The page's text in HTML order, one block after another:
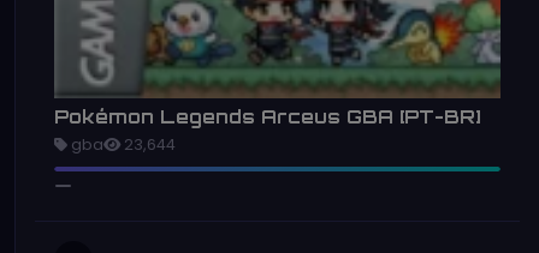
Pokémon Legends Arceus GBA [PT-BR]
gba 23,644